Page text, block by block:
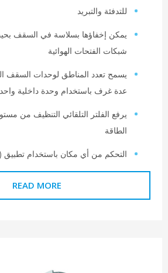
والتبريد
إخفاؤها بسلاسة في السقف بحيث لا يظهر
الفتحات الهوائية
تعدد المناطق لوحدات السقف المخفية بتدفئة
غرف باستخدام وحدة داخلية واحدة
الفلتر التلقائي التنظيف من مستوى كفاءة
من أي مكان باستخدام تطبيق (اختياري)
READ MORE